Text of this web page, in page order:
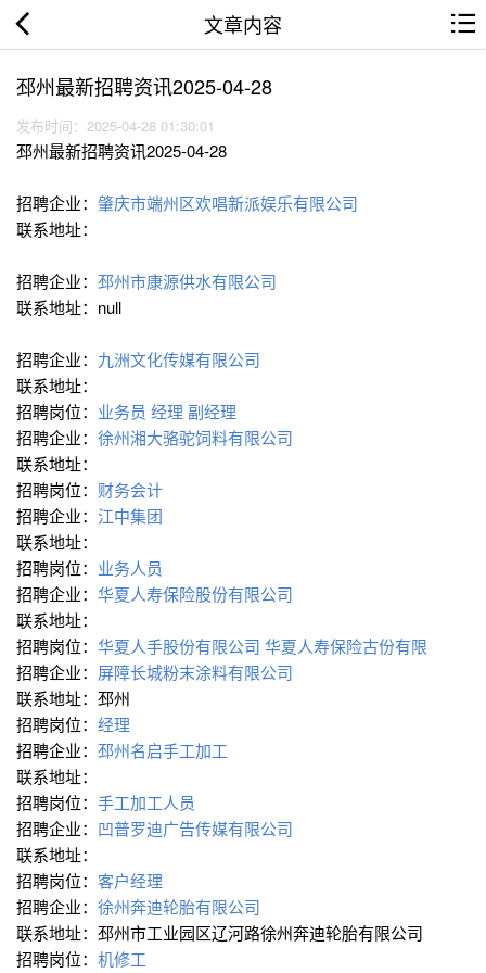
文章内容
邳州最新招聘资讯2025-04-28
发布时间：2025-04-28 01:30:01
邳州最新招聘资讯2025-04-28
招聘企业： 肇庆市端州区欢唱新派娱乐有限公司
联系地址：
招聘企业： 邳州市康源供水有限公司
联系地址：null
招聘企业： 九洲文化传媒有限公司
联系地址：
招聘岗位： 业务员 经理 副经理
招聘企业： 徐州湘大骆驼饲料有限公司
联系地址：
招聘岗位： 财务会计
招聘企业： 江中集团
联系地址：
招聘岗位： 业务人员
招聘企业： 华夏人寿保险股份有限公司
联系地址：
招聘岗位： 华夏人手股份有限公司 华夏人寿保险古份有限
招聘企业： 屏障长城粉末涂料有限公司
联系地址：邳州
招聘岗位： 经理
招聘企业： 邳州名启手工加工
联系地址：
招聘岗位： 手工加工人员
招聘企业： 凹普罗迪广告传媒有限公司
联系地址：
招聘岗位： 客户经理
招聘企业： 徐州奔迪轮胎有限公司
联系地址：邳州市工业园区辽河路徐州奔迪轮胎有限公司
招聘岗位： 机修工